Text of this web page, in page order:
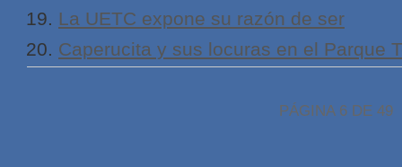
La UETC expone su razón de ser
Caperucita y sus locuras en el Parque
PÁGINA 6 DE 49